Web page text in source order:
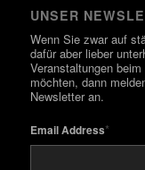
UNSER
Wenn Sie zwar auf
dafür aber lieber
Veranstaltungen
möchten, dann
Newsletter an.
Email Address*